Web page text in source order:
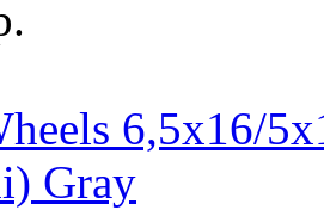
6,5x16/
Gray